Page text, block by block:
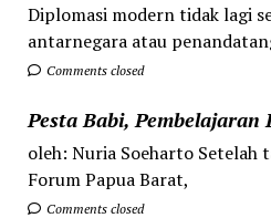
Diplomasi modern tidak lagi
antarnegara atau
Comments closed
Pesta Babi,
oleh: Nuria Soeharto Setelah
Forum Papua Barat,
Comments closed